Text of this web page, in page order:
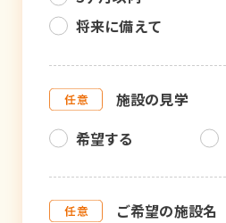
将来に備えて
施設の見学
希望する
ご希望の施設名